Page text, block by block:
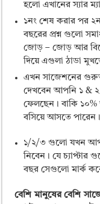
হলো এখানের স্যার
১নং শেষ করার পর
বছরের প্রশ্ন গুলো
জোড় – জোড় আর
দিয়ে এগুলা ঠাডা
এখন সাজেশনের
দেখবেন আপনি ১ & ২
ফেলছেন। বাকি ১০%
বসিয়ে আসতে পারেন।
১/২/৩ গুলো যখন
নিবেন। যে চ্যাপ্টার
বছর সেগুলো মার্ক
বেশি মানুষের বেশি